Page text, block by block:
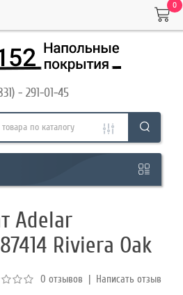
0
- 291-01-45
Adelar
Riviera Оаk
0 отзывов | Написать отзыв